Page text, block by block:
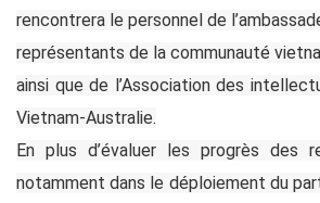
rencontrera le personnel de
représentants de la communauté
ainsi que de l’Association des
Vietnam-Australie.
En plus d’évaluer les progrès des
notamment dans le déploiement du